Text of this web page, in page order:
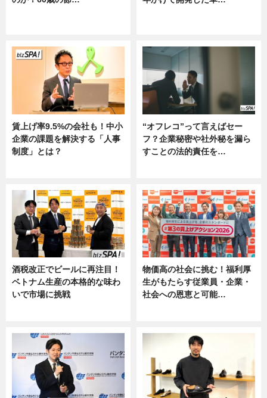
賃上げ率9.5%の会社も！中小
企業の課題を解決する「人事
制度」とは？
“オフレコ”って言えばセー
フ？企業秘密や社外秘を漏ら
すことの法的責任を…
酒税改正でビールに再注目！
ベトナム生産の本格的な味わ
いで市場に挑戦
物価高の社会に挑む！福利厚
生がもたらす従業員・企業・
社会への恩恵と可能…